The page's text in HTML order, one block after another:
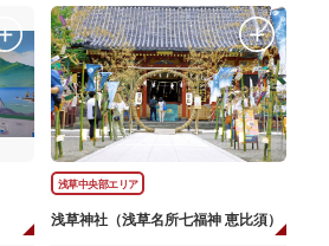
浅草中央部エリア
浅草神社（浅草名所七福神 恵比須）